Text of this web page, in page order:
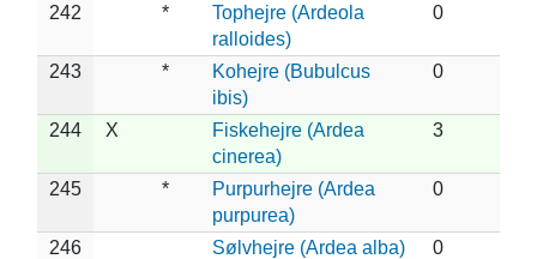
242 *
Tophejre (Ardeola
ralloides)
0
243 *
Kohejre (Bubulcus
ibis)
0
244 X
Fiskehejre (Ardea
cinerea)
3
245 *
Purpurhejre (Ardea
purpurea)
0
246 Sølvhejre (Ardea alba)
0